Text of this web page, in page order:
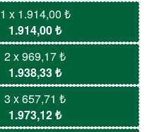
1 x 1.914,00 ₺
1.914,00 ₺
2 x 969,17 ₺
1.938,33 ₺
3 x 657,71 ₺
1.973,12 ₺